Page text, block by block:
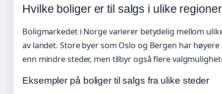
Hvilke boliger er til salgs i ulike
Boligmarkedet i Norge varierer betydelig mellom
av landet. Store byer som Oslo og Bergen har
enn mindre steder, men tilbyr også flere
Eksempler på boliger til salgs fra ulike steder